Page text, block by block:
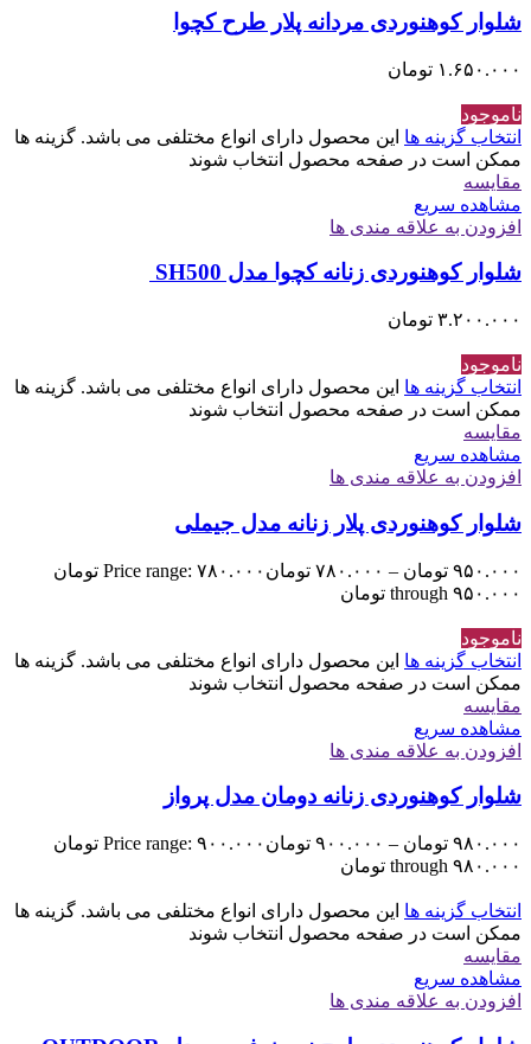
شلوار کوهنوردی مردانه پلار طرح کچوا
۱.۶۵۰.۰۰۰ تومان
ناموجود
انتخاب گزینه ها این محصول دارای انواع مختلفی می باشد. گزینه ها
ممکن است در صفحه محصول انتخاب شوند
مقایسه
مشاهده سریع
افزودن به علاقه مندی ها
شلوار کوهنوردی زنانه کچوا مدل SH500
۳.۲۰۰.۰۰۰ تومان
ناموجود
انتخاب گزینه ها این محصول دارای انواع مختلفی می باشد. گزینه ها
ممکن است در صفحه محصول انتخاب شوند
مقایسه
مشاهده سریع
افزودن به علاقه مندی ها
شلوار کوهنوردی پلار زنانه مدل جیملی
۹۵۰.۰۰۰ تومان – ۷۸۰.۰۰۰ تومان
Price range: ۷۸۰.۰۰۰ تومان
through ۹۵۰.۰۰۰ تومان
ناموجود
انتخاب گزینه ها این محصول دارای انواع مختلفی می باشد. گزینه ها
ممکن است در صفحه محصول انتخاب شوند
مقایسه
مشاهده سریع
افزودن به علاقه مندی ها
شلوار کوهنوردی زنانه دومان مدل پرواز
۹۸۰.۰۰۰ تومان – ۹۰۰.۰۰۰ تومان
Price range: ۹۰۰.۰۰۰ تومان
through ۹۸۰.۰۰۰ تومان
انتخاب گزینه ها این محصول دارای انواع مختلفی می باشد. گزینه ها
ممکن است در صفحه محصول انتخاب شوند
مقایسه
مشاهده سریع
افزودن به علاقه مندی ها